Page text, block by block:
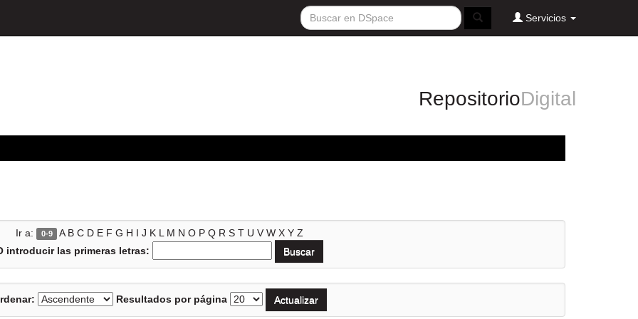
Servicios
RepositorioDigital
Ir a: 0-9 A B C D E F G H I J K L M N O P Q R S T U V W X Y Z
introducir las primeras letras:
Resultados por página